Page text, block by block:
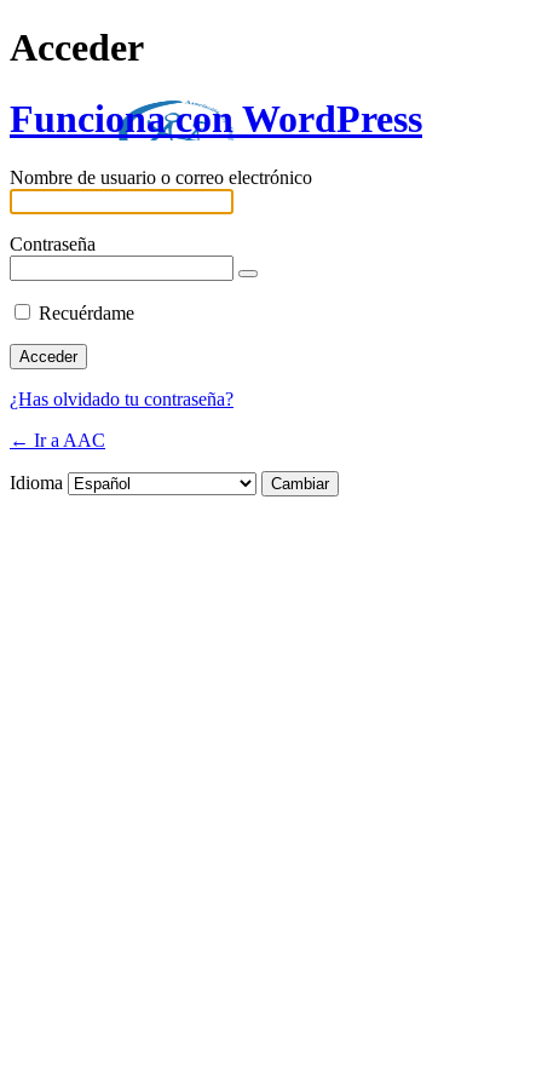
Acceder
Funciona con WordPress
Nombre de usuario o correo electrónico
Contraseña
Recuérdame
¿Has olvidado tu contraseña?
← Ir a AAC
Idioma